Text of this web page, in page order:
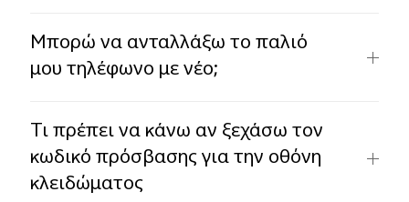
Μπορώ να ανταλλάξω το παλιό
μου τηλέφωνο με νέο;
Τι πρέπει να κάνω αν ξεχάσω τον
κωδικό πρόσβασης για την οθόνη
κλειδώματος